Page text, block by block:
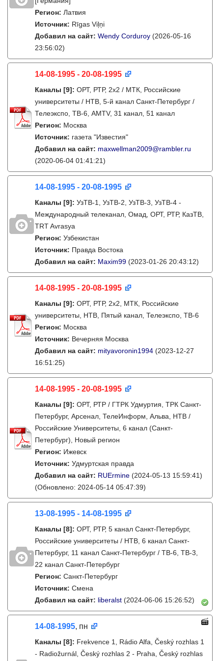
Регион: Латвия
Источник: Rīgas Viļņi
Добавил на сайт: Wendy Corduroy (2026-05-16
23:56:02)
14-08-1995 - 20-08-1995
Каналы [9]: ОРТ, РТР, 2х2 / МТК, Российские
университеты / НТВ, 5-й канал Санкт-Петербург /
Телеэкспо, ТВ-6, AMTV, 31 канал, 51 канал
Регион: Москва
Источник: газета "Известия"
Добавил на сайт: maxwellman2009@rambler.ru
(2020-06-04 01:41:21)
14-08-1995 - 20-08-1995
Каналы [9]: УзТВ-1, УзТВ-2, УзТВ-3, УзТВ-4 -
Международный телеканал, Омад, ОРТ, РТР, КазТВ,
TRT Avrasya
Регион: Узбекистан
Источник: Правда Востока
Добавил на сайт: Maxim99 (2023-01-26 20:43:12)
14-08-1995 - 20-08-1995
Каналы [9]: ОРТ, РТР, 2х2, МТК, Российские
университеты, НТВ, Пятый канал, Телеэкспо, ТВ-6
Регион: Москва
Источник: Вечерняя Москва
Добавил на сайт: mityavoronin1994 (2023-12-27
16:51:25)
14-08-1995 - 20-08-1995
Каналы [9]: ОРТ, РТР / ГТРК Удмуртия, ТРК Санкт-
Петербург, Арсенал, ТелеИнформ, Альва, НТВ /
Российские Университеты, 6 канал (Санкт-
Петербург), Новый регион
Регион: Ижевск
Источник: Удмуртская правда
Добавил на сайт: RUErmine (2024-05-13 15:59:41)
(Обновлено: 2024-05-14 05:47:39)
13-08-1995 - 14-08-1995
Каналы [8]: ОРТ, РТР, 5 канал Санкт-Петербург,
Российские университеты / НТВ, 6 канал Санкт-
Петербург, 11 канал Санкт-Петербург / ТВ-6, ТВ-3,
22 канал Санкт-Петербург
Регион: Санкт-Петербург
Источник: Смена
Добавил на сайт: liberalst (2024-06-06 15:26:52)
14-08-1995, пн
Каналы [8]: Frekvence 1, Rádio Alfa, Český rozhlas 1
- Radiožurnál, Český rozhlas 2 - Praha, Český rozhlas